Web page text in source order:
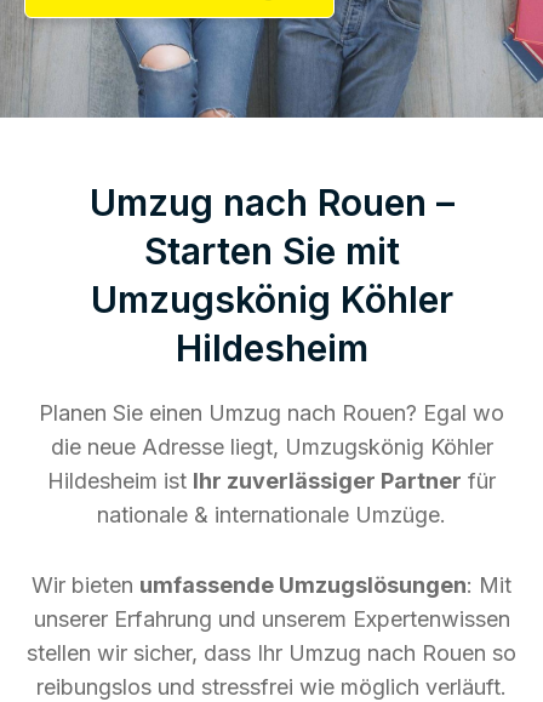
Umzug nach Rouen –
Starten Sie mit
Umzugskönig Köhler
Hildesheim
Planen Sie einen Umzug nach Rouen? Egal wo
die neue Adresse liegt, Umzugskönig Köhler
Hildesheim ist Ihr zuverlässiger Partner für
nationale & internationale Umzüge.
Wir bieten umfassende Umzugslösungen: Mit
unserer Erfahrung und unserem Expertenwissen
stellen wir sicher, dass Ihr Umzug nach Rouen so
reibungslos und stressfrei wie möglich verläuft.